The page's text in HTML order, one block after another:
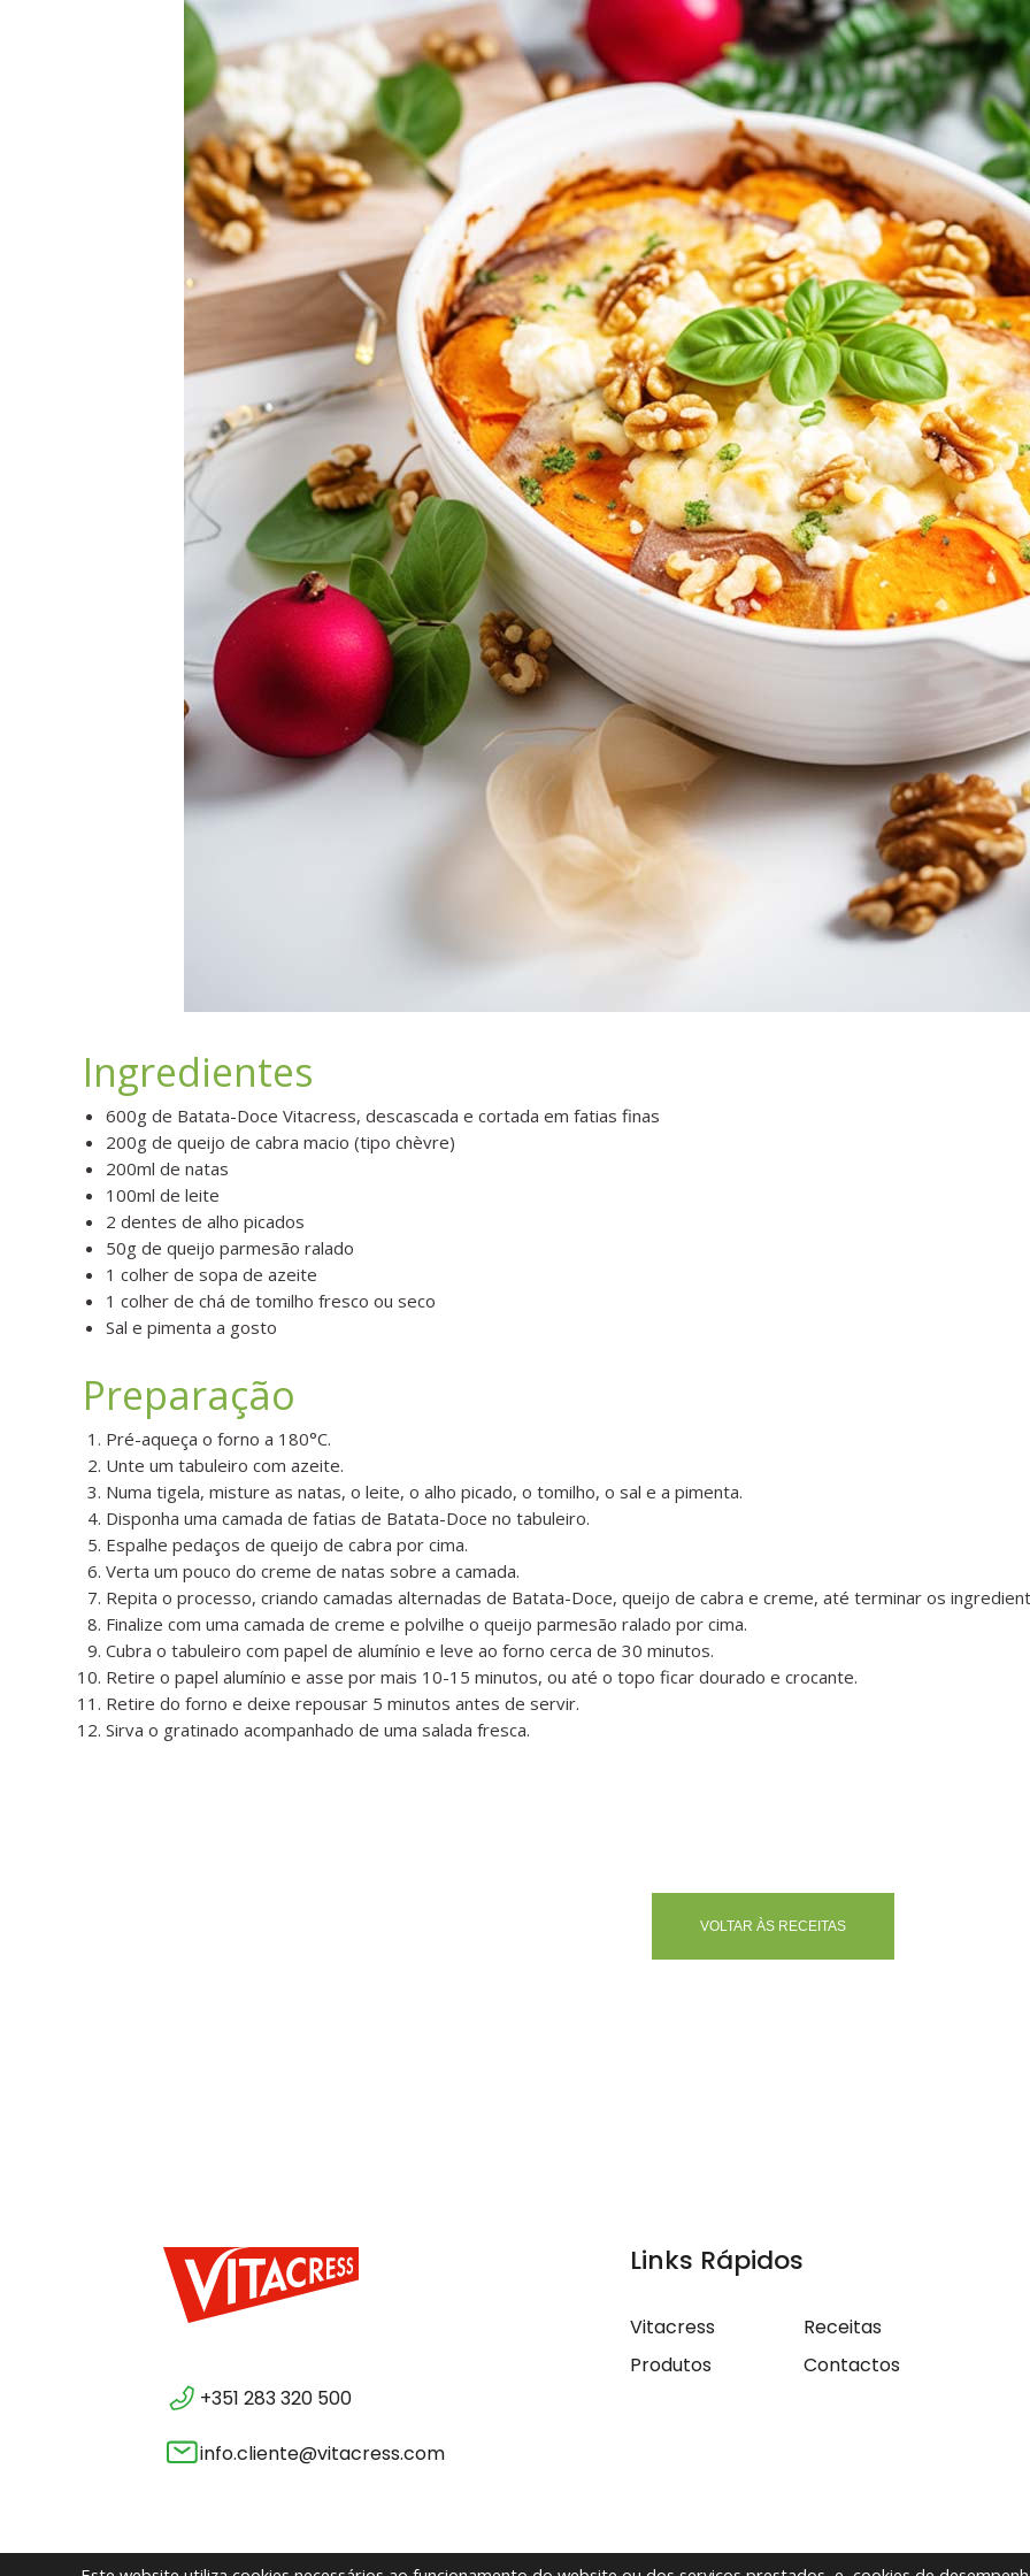
Ingredientes
600g de Batata-Doce Vitacress, descascada e cortada em fatias finas
200g de queijo de cabra macio (tipo chèvre)
200ml de natas
100ml de leite
2 dentes de alho picados
50g de queijo parmesão ralado
1 colher de sopa de azeite
1 colher de chá de tomilho fresco ou seco
Sal e pimenta a gosto
Preparação
Pré-aqueça o forno a 180°C.
Unte um tabuleiro com azeite.
Numa tigela, misture as natas, o leite, o alho picado, o tomilho, o sal e a pimenta.
Disponha uma camada de fatias de Batata-Doce no tabuleiro.
Espalhe pedaços de queijo de cabra por cima.
Verta um pouco do creme de natas sobre a camada.
Repita o processo, criando camadas alternadas de Batata-Doce, queijo de cabra e creme, até terminar os
Finalize com uma camada de creme e polvilhe o queijo parmesão ralado por cima.
Cubra o tabuleiro com papel de alumínio e leve ao forno cerca de 30 minutos.
Retire o papel alumínio e asse por mais 10-15 minutos, ou até o topo ficar dourado e crocante.
Retire do forno e deixe repousar 5 minutos antes de servir.
Sirva o gratinado acompanhado de uma salada fresca.
VOLTAR ÀS RECEITAS
+351 283 320 500
info.cliente@vitacress.com
Links Rápidos
Vitacress
Receitas
Produtos
Contactos